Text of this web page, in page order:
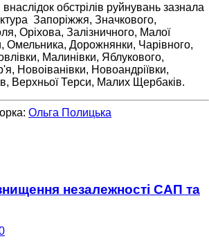
внаслідок обстрілів руйнувань зазнала
Запоріжжя, Значкового,
Оріхова, Залізничного, Малої
Омельника, Дорожнянки, Чарівного,
Малинівки, Яблукового,
Новоіванівки, Новоандріївки,
Верхньої Терси, Малих Щербаків.
Ольга Полицька
незалежності САП та